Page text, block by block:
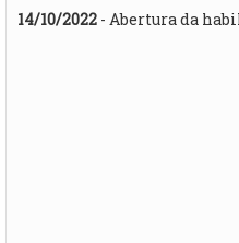
14/10/2022 - Abertura da